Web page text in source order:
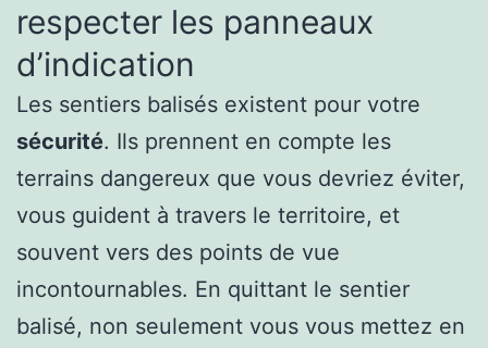
respecter les panneaux
d’indication
Les sentiers balisés existent pour votre
sécurité. Ils prennent en compte les
terrains dangereux que vous devriez éviter,
vous guident à travers le territoire, et
souvent vers des points de vue
incontournables. En quittant le sentier
balisé, non seulement vous vous mettez en